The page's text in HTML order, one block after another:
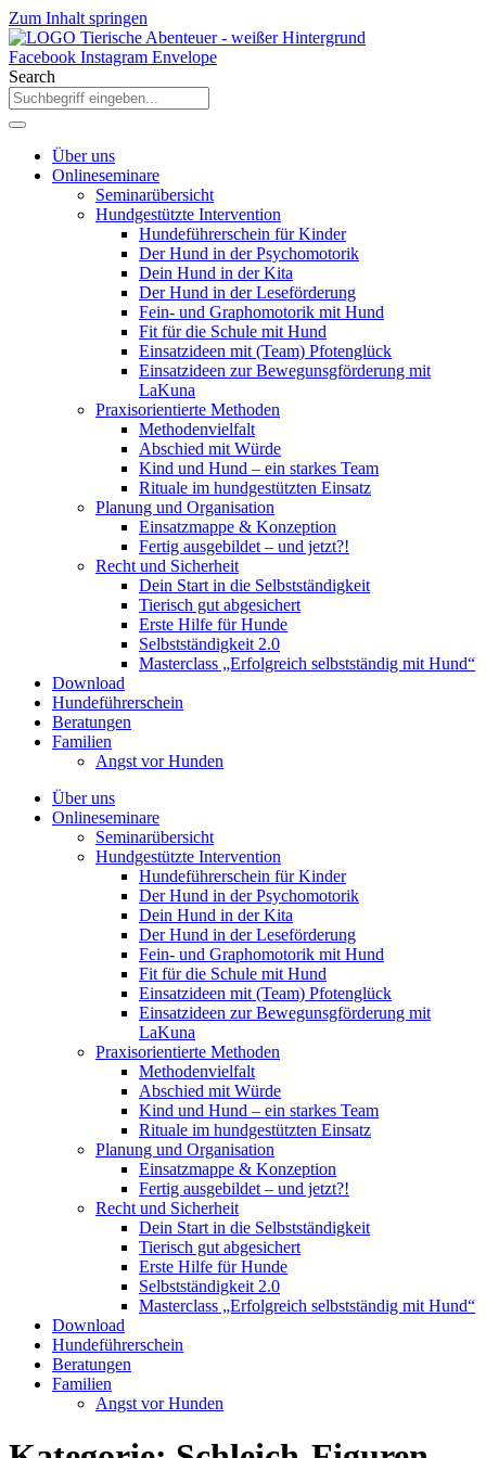
Zum Inhalt springen
Facebook Instagram Envelope
Search
Über uns
Onlineseminare
Seminarübersicht
Hundgestützte Intervention
Hundeführerschein für Kinder
Der Hund in der Psychomotorik
Dein Hund in der Kita
Der Hund in der Leseförderung
Fein- und Graphomotorik mit Hund
Fit für die Schule mit Hund
Einsatzideen mit (Team) Pfotenglück
Einsatzideen zur Bewegunsgförderung mit
LaKuna
Praxisorientierte Methoden
Methodenvielfalt
Abschied mit Würde
Kind und Hund – ein starkes Team
Rituale im hundgestützten Einsatz
Planung und Organisation
Einsatzmappe & Konzeption
Fertig ausgebildet – und jetzt?!
Recht und Sicherheit
Dein Start in die Selbstständigkeit
Tierisch gut abgesichert
Erste Hilfe für Hunde
Selbstständigkeit 2.0
Masterclass „Erfolgreich selbstständig mit Hund“
Download
Hundeführerschein
Beratungen
Familien
Angst vor Hunden
Über uns
Onlineseminare
Seminarübersicht
Hundgestützte Intervention
Hundeführerschein für Kinder
Der Hund in der Psychomotorik
Dein Hund in der Kita
Der Hund in der Leseförderung
Fein- und Graphomotorik mit Hund
Fit für die Schule mit Hund
Einsatzideen mit (Team) Pfotenglück
Einsatzideen zur Bewegunsgförderung mit
LaKuna
Praxisorientierte Methoden
Methodenvielfalt
Abschied mit Würde
Kind und Hund – ein starkes Team
Rituale im hundgestützten Einsatz
Planung und Organisation
Einsatzmappe & Konzeption
Fertig ausgebildet – und jetzt?!
Recht und Sicherheit
Dein Start in die Selbstständigkeit
Tierisch gut abgesichert
Erste Hilfe für Hunde
Selbstständigkeit 2.0
Masterclass „Erfolgreich selbstständig mit Hund“
Download
Hundeführerschein
Beratungen
Familien
Angst vor Hunden